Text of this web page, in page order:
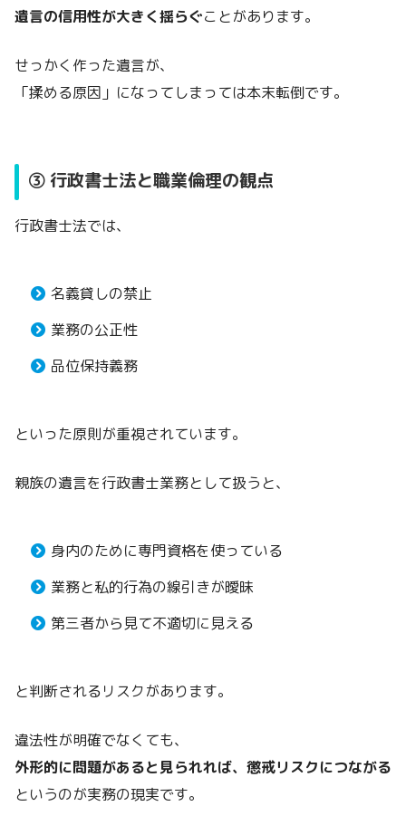
遺言の信用性が大きく揺らぐことがあります。
せっかく作った遺言が、
「揉める原因」になってしまっては本末転倒です。
③ 行政書士法と職業倫理の観点
行政書士法では、
名義貸しの禁止
業務の公正性
品位保持義務
といった原則が重視されています。
親族の遺言を行政書士業務として扱うと、
身内のために専門資格を使っている
業務と私的行為の線引きが曖昧
第三者から見て不適切に見える
と判断されるリスクがあります。
違法性が明確でなくても、
外形的に問題があると見られれば、懲戒リスクにつながる
というのが実務の現実です。